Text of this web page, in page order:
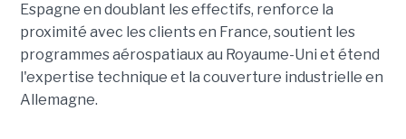
Espagne en doublant les effectifs, renforce la
proximité avec les clients en France, soutient les
programmes aérospatiaux au Royaume-Uni et étend
l'expertise technique et la couverture industrielle en
Allemagne.